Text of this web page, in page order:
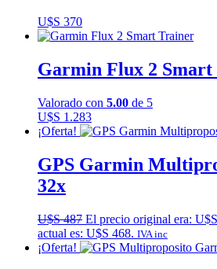
U$S 370
Garmin Flux 2
Valorado con 5.00 de 5
U$S 1.283
¡Oferta!
GPS Garmin
32x
U$S487 El precio original era:
actual es: U$S 468. IVA inc
¡Oferta!